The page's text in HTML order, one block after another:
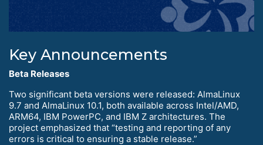
Key Announcements
Beta Releases
Two significant beta versions were released: AlmaLinux
9.7 and AlmaLinux 10.1, both available across Intel/AMD,
ARM64, IBM PowerPC, and IBM Z architectures. The
project emphasized that “testing and reporting of any
errors is critical to ensuring a stable release.”